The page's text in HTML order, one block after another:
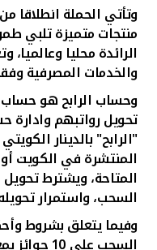
وتأتي الحملة
منتجات متميزة تلبي
الرائدة محليا
والخدمات المصرفية
وحساب الرابح هو حساب
تحويل رواتبهم
"الرابح" بالدينار
المنتشرة في الكويت
المتاحة، ويشترط
السحب، واستمرار
وفيما يتعلق بشروط